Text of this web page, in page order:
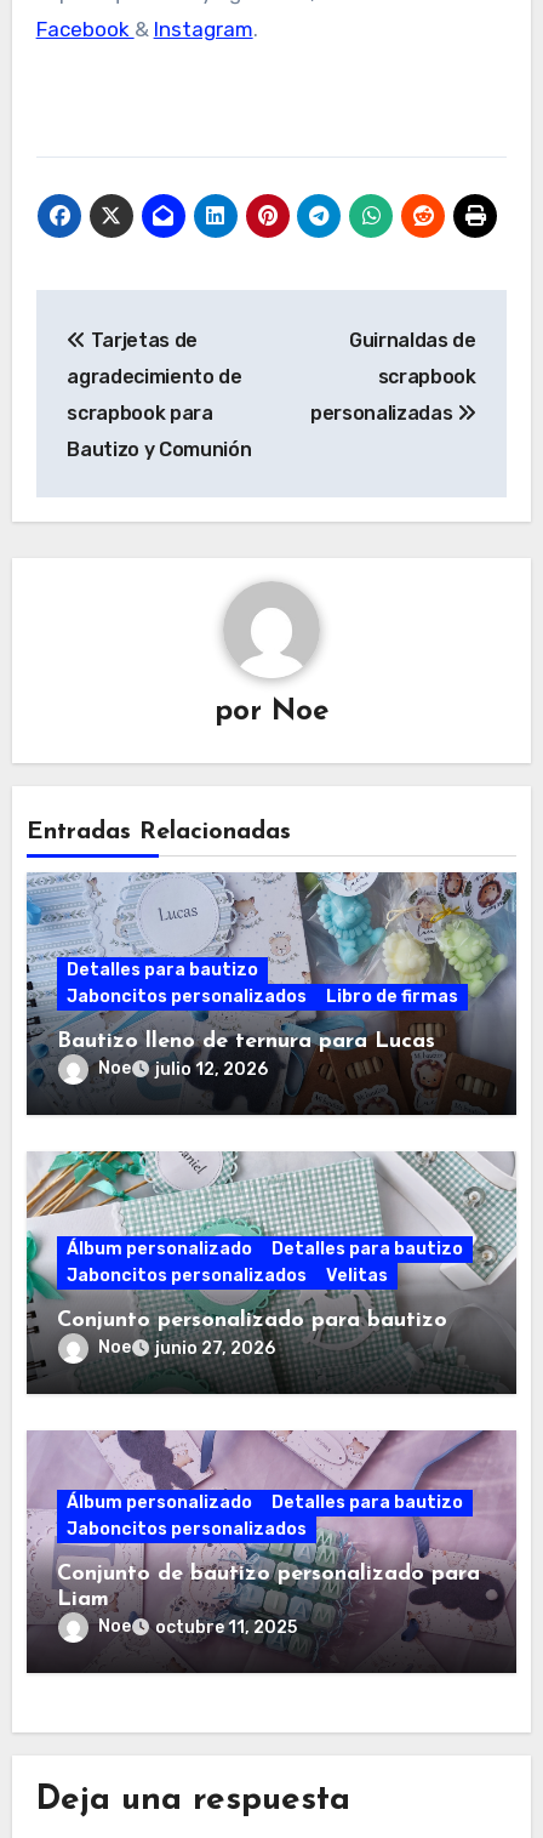
Facebook & Instagram.
de
entradas
Tarjetas de
agradecimiento de
scrapbook para
Bautizo y Comunión
Guirnaldas de
scrapbook
personalizadas
por Noe
Entradas Relacionadas
Detalles para bautizo
Jaboncitos personalizados
Libro de firmas
Bautizo lleno de ternura para Lucas
Noe julio 12, 2026
Álbum personalizado
Detalles para bautizo
Jaboncitos personalizados
Velitas
Conjunto personalizado para bautizo
Noe junio 27, 2026
Álbum personalizado
Detalles para bautizo
Jaboncitos personalizados
Conjunto de bautizo personalizado para
Liam
Noe octubre 11, 2025
Deja una respuesta